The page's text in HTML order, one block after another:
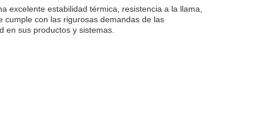
excelente estabilidad térmica, resistencia a la llama,
cumple con las rigurosas demandas de las
en sus productos y sistemas.